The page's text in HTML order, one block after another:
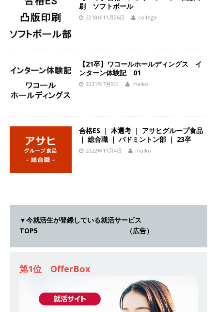
体育会積極採用企業
【 28卒 ｜ 不動産・営業を知
戸数近畿圏第3位 ｜ 初任給30万+手当、1年目で
年収1,000万も目指せる ｜ 年間休日120～125日
業界研究・企業説明会 】 世界最大級の金融サー
ビス機関 ｜ BtoBtoCの代理店営業 ｜ 20代で年
企業
[ 2026年5月14日 ] 【 28卒｜営業職向けオープ
土日祝完全休み ｜ 売上高1,138億円 ｜ プライム
上場 ｜ 新電元工業
体育会積極採用企業
[ 2026年5月14日 ]
【 28卒 ｜ 適性検査合否免
刷 ソフトボール
2018年11月26日 college
【21卒】ワコールホールディングス イ
ンターン体験記 01
2021年7月9日 maiko
合格ES ｜ 本選考 ｜ アサヒグループ食品
｜ 総合職 ｜ バドミントン部 ｜ 23卒
2022年11月4日 maiko
▼今就活生が登録している就活サービス
TOP5 （広告）
第1位 OfferBox